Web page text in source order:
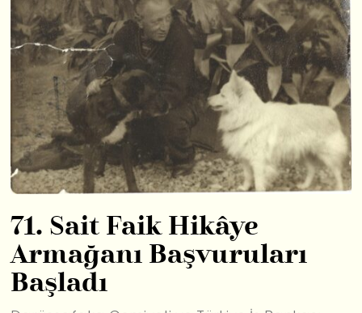
71. Sait Faik Hikâye
Armağanı Başvuruları
Başladı